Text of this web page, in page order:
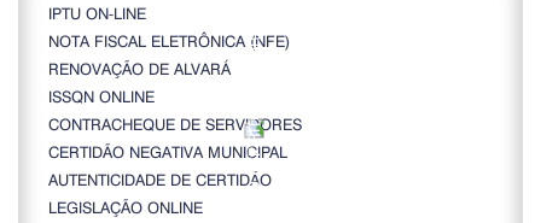
IPTU ON-LINE
NOTA FISCAL ELETRÔNICA (NFE)
RENOVAÇÃO DE ALVARÁ
ISSQN ONLINE
CONTRACHEQUE DE SERVIDORES
CERTIDÃO NEGATIVA MUNICIPAL
AUTENTICIDADE DE CERTIDÃO
LEGISLAÇÃO ONLINE